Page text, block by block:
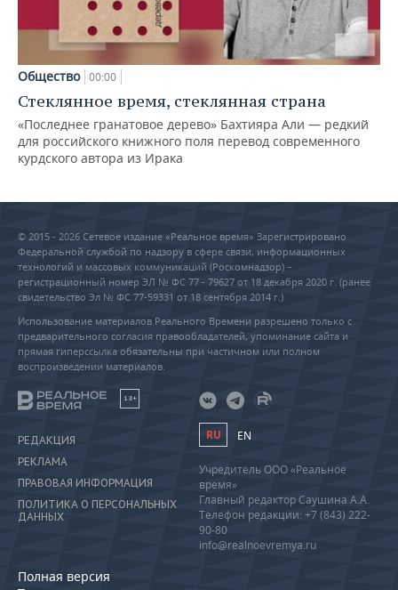
Общество 00:00
Стеклянное время, стеклянная страна
«Последнее гранатовое дерево» Бахтияра Али — редкий
для российского книжного поля перевод современного
курдского автора из Ирака
© 2015 - 2026 Сетевое издание «Реальное время» Зарегистрировано
Федеральной службой по надзору в сфере связи, информационных
технологий и массовых коммуникаций (Роскомнадзор) –
регистрационный номер ЭЛ № ФС 77 - 79627 от 18 декабря 2020 г. (ранее
свидетельство Эл № ФС 77-59331 от 18 сентября 2014 г.)
Использование материалов Реального Времени разрешено только с
предварительного согласия правообладателей, упоминание сайта и
прямая гиперссылка обязательны при частичном или полном
воспроизведении материалов.
18+
РЕДАКЦИЯ
РЕКЛАМА
ПРАВОВАЯ ИНФОРМАЦИЯ
ПОЛИТИКА О ПЕРСОНАЛЬНЫХ
ДАННЫХ
Полная версия
RU EN
Учредитель ООО «Реальное
время»
Главный редактор Саушина А.А.
Телефон редакции: +7 (843) 222-
90-80
info@realnoevremya.ru